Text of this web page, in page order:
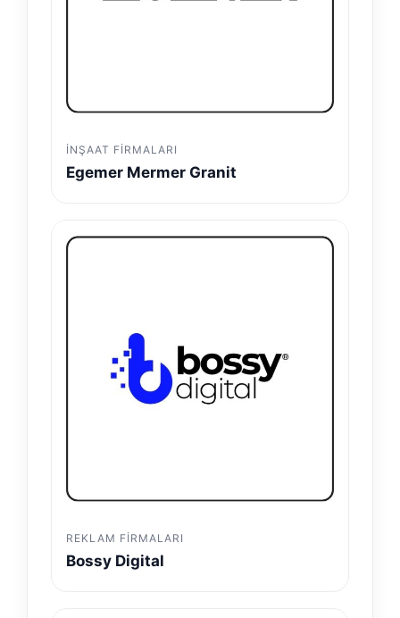
İNŞAAT FIRMALARI
Egemer Mermer Granit
REKLAM FIRMALARI
Bossy Digital